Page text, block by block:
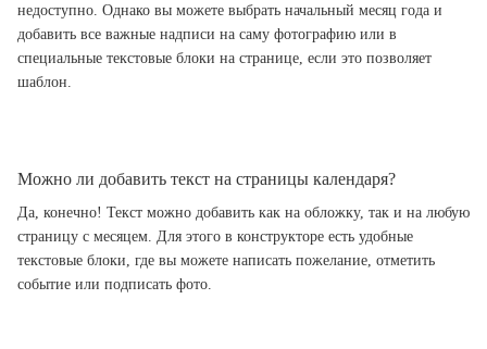
недоступно. Однако вы можете выбрать начальный месяц года и
добавить все важные надписи на саму фотографию или в
специальные текстовые блоки на странице, если это позволяет
шаблон.
Можно ли добавить текст на страницы календаря?
Да, конечно! Текст можно добавить как на обложку, так и на любую
страницу с месяцем. Для этого в конструкторе есть удобные
текстовые блоки, где вы можете написать пожелание, отметить
событие или подписать фото.